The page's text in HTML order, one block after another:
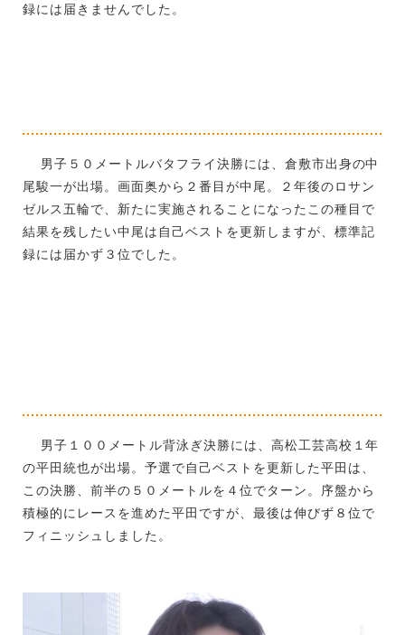
録には届きませんでした。
男子５０メートルバタフライ決勝には、倉敷市出身の中
尾駿一が出場。画面奥から２番目が中尾。２年後のロサン
ゼルス五輪で、新たに実施されることになったこの種目で
結果を残したい中尾は自己ベストを更新しますが、標準記
録には届かず３位でした。
男子１００メートル背泳ぎ決勝には、高松工芸高校１年
の平田統也が出場。予選で自己ベストを更新した平田は、
この決勝、前半の５０メートルを４位でターン。序盤から
積極的にレースを進めた平田ですが、最後は伸びず８位で
フィニッシュしました。